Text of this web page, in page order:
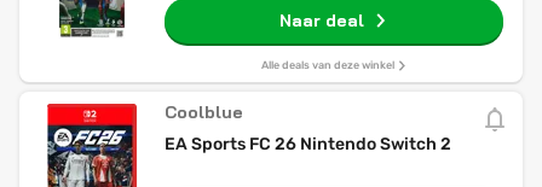
Naar deal
Alle deals van deze winkel
Coolblue
EA Sports FC 26 Nintendo Switch 2